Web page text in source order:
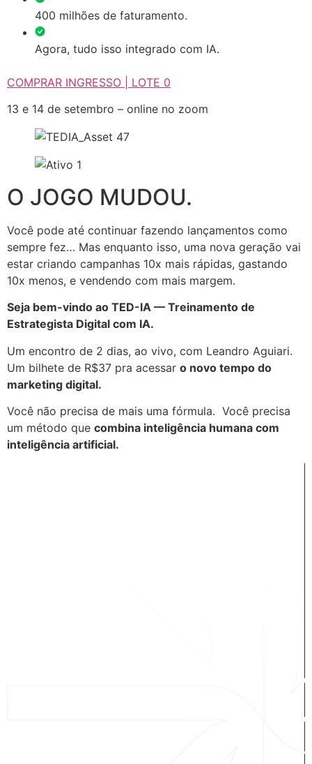
400 milhões de faturamento.
Agora, tudo isso integrado com IA.
COMPRAR INGRESSO | LOTE 0
13 e 14 de setembro – online no zoom
O JOGO MUDOU.
Você pode até continuar fazendo lançamentos como
sempre fez… Mas enquanto isso, uma nova geração vai
estar criando campanhas 10x mais rápidas, gastando
10x menos, e vendendo com mais margem.
Seja bem-vindo ao TED-IA — Treinamento de
Estrategista Digital com IA.
Um encontro de 2 dias, ao vivo, com Leandro Aguiari.
Um bilhete de R$37 pra acessar o novo tempo do
marketing digital.
Você não precisa de mais uma fórmula. Você precisa
um método que combina inteligência humana com
inteligência artificial.